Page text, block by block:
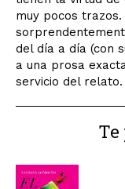
muy pocos
del día a día (con
a una prosa
servicio del relato.
Te